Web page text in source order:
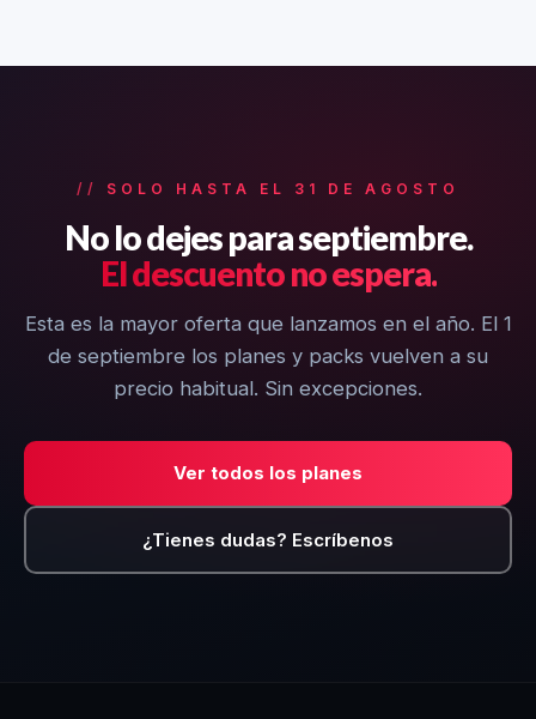
SOLO HASTA EL 31 DE AGOSTO
No lo dejes para septiembre.
El descuento no espera.
Esta es la mayor oferta que lanzamos en el año. El 1
de septiembre los planes y packs vuelven a su
precio habitual. Sin excepciones.
Ver todos los planes
¿Tienes dudas? Escríbenos